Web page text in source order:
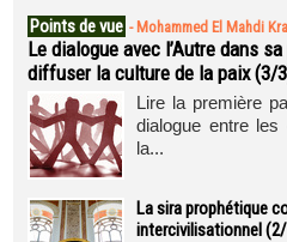
Points de vue - Mohammed El Mahdi
Le dialogue avec l’Autre dans
diffuser la culture de la paix (3/
Lire la première
dialogue entre
la...
La sira prophétique
intercivilisationnel